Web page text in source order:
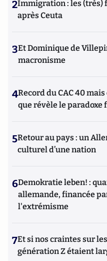
2Immigration : les (très)
après Ceuta
3Et Dominique de
macronisme
4Record du CAC 40
que révèle le paradoxe
5Retour au pays : un
culturel d’une nation
6Demokratie leben! :
allemande, financée
l'extrémisme
7Et si nos craintes sur
génération Z étaient